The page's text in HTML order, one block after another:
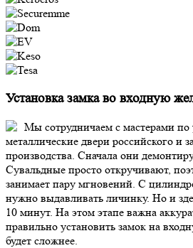
Установка замка во входную
Мы сотрудничаем с мастерами по
металлические двери российского и
производства. Сначала они
Сувальдные просто откручивают,
занимает пару мгновений. С
нужно выдавливать личинку. Но и
10 минут. На этом этапе важна
правильно установить замок на
будет сложнее.